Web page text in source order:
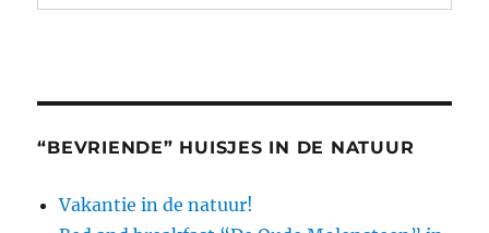
“BEVRIENDE” HUISJES IN DE NATUUR
Vakantie in de natuur!